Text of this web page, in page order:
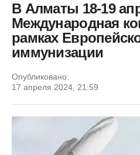
В Алматы 18-19
Международная
рамках
иммунизации
Опубликовано:
17 апреля 2024, 21:59